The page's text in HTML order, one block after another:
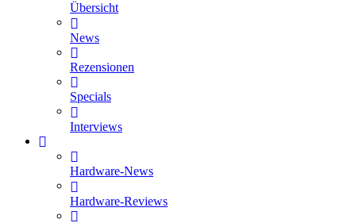
Übersicht
News
Rezensionen
Specials
Interviews
Hardware-News
Hardware-Reviews